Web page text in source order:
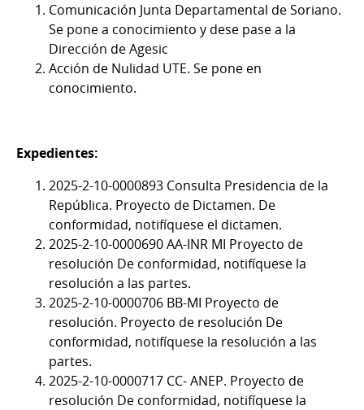
Comunicación Junta Departamental de Soriano.
Se pone a conocimiento y dese pase a la
Dirección de Agesic
Acción de Nulidad UTE. Se pone en
conocimiento.
Expedientes:
2025-2-10-0000893 Consulta Presidencia de la
República. Proyecto de Dictamen. De
conformidad, notifíquese el dictamen.
2025-2-10-0000690 AA-INR MI Proyecto de
resolución De conformidad, notifíquese la
resolución a las partes.
2025-2-10-0000706 BB-MI Proyecto de
resolución. Proyecto de resolución De
conformidad, notifíquese la resolución a las
partes.
2025-2-10-0000717 CC- ANEP. Proyecto de
resolución De conformidad, notifíquese la